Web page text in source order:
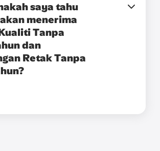
saya tahu
menerima
Tanpa
dan
Retak Tanpa